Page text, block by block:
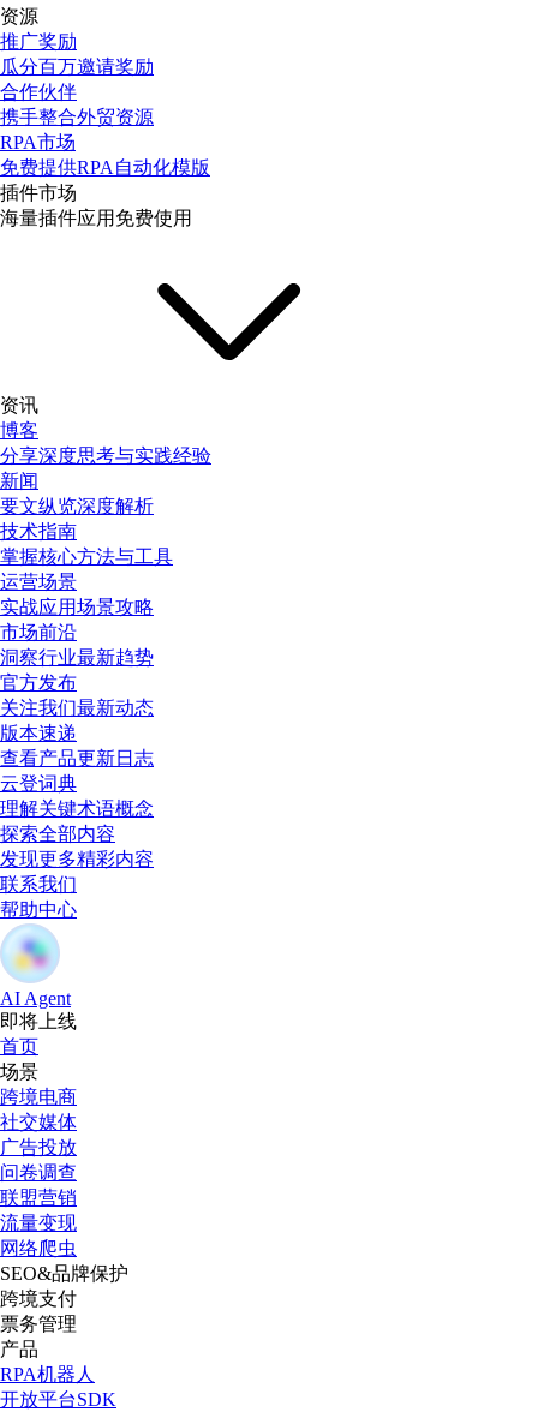
资源
推广奖励
瓜分百万邀请奖励
合作伙伴
携手整合外贸资源
RPA市场
免费提供RPA自动化模版
插件市场
海量插件应用免费使用
资讯
博客
分享深度思考与实践经验
新闻
要文纵览深度解析
技术指南
掌握核心方法与工具
运营场景
实战应用场景攻略
市场前沿
洞察行业最新趋势
官方发布
关注我们最新动态
版本速递
查看产品更新日志
云登词典
理解关键术语概念
探索全部内容
发现更多精彩内容
联系我们
帮助中心
AI Agent
即将上线
首页
场景
跨境电商
社交媒体
广告投放
问卷调查
联盟营销
流量变现
网络爬虫
SEO&品牌保护
跨境支付
票务管理
产品
RPA机器人
开放平台SDK